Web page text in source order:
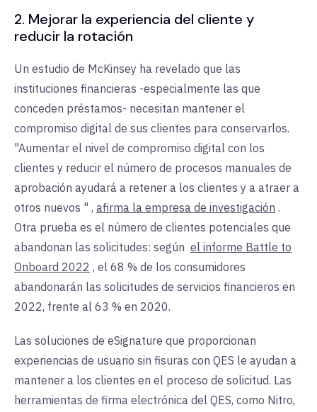
2. Mejorar la experiencia del cliente y
reducir la rotación
Un estudio de McKinsey ha revelado que las
instituciones financieras -especialmente las que
conceden préstamos- necesitan mantener el
compromiso digital de sus clientes para conservarlos.
"Aumentar el nivel de compromiso digital con los
clientes y reducir el número de procesos manuales de
aprobación ayudará a retener a los clientes y a atraer a
otros nuevos " , afirma la empresa de investigación .
Otra prueba es el número de clientes potenciales que
abandonan las solicitudes: según el informe Battle to
Onboard 2022 , el 68 % de los consumidores
abandonarán las solicitudes de servicios financieros en
2022, frente al 63 % en 2020.
Las soluciones de eSignature que proporcionan
experiencias de usuario sin fisuras con QES le ayudan a
mantener a los clientes en el proceso de solicitud. Las
herramientas de firma electrónica del QES, como Nitro,